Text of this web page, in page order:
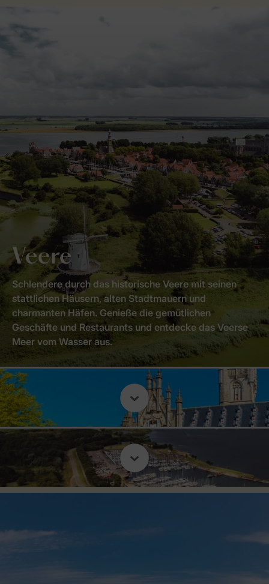
Veere
Schlendere durch das historische Veere mit seinen
stattlichen Häusern, alten Stadtmauern und
charmanten Häfen. Genieße die gemütlichen
Geschäfte und Restaurants und entdecke das Veerse
Meer vom Wasser aus.